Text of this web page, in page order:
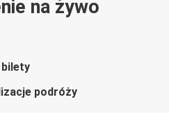
na żywo
podróży